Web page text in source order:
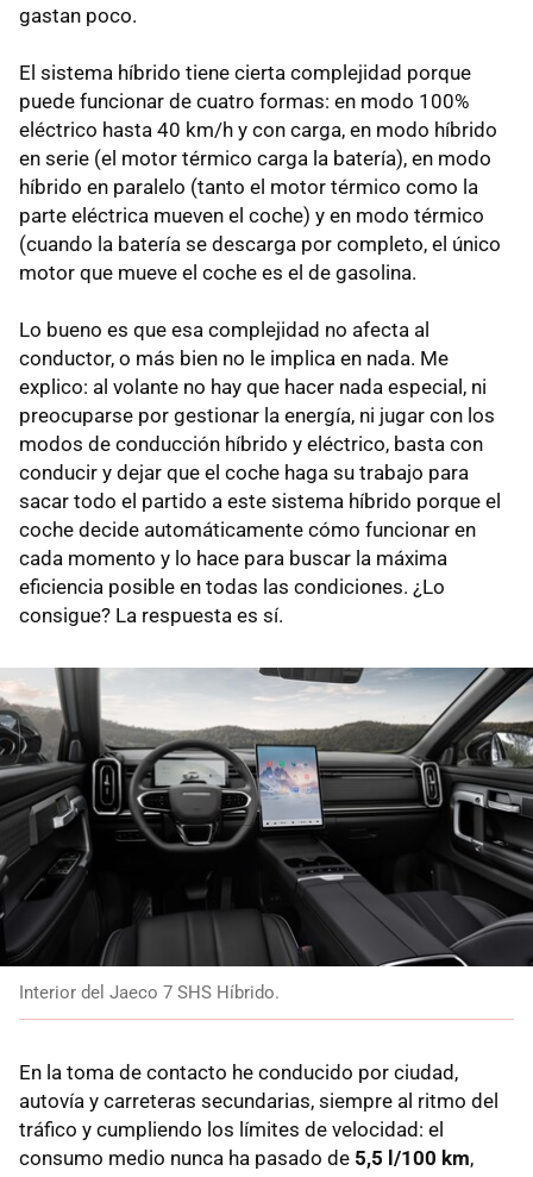
gastan poco.
El sistema híbrido tiene cierta complejidad porque
puede funcionar de cuatro formas: en modo 100%
eléctrico hasta 40 km/h y con carga, en modo híbrido
en serie (el motor térmico carga la batería), en modo
híbrido en paralelo (tanto el motor térmico como la
parte eléctrica mueven el coche) y en modo térmico
(cuando la batería se descarga por completo, el único
motor que mueve el coche es el de gasolina.
Lo bueno es que esa complejidad no afecta al
conductor, o más bien no le implica en nada. Me
explico: al volante no hay que hacer nada especial, ni
preocuparse por gestionar la energía, ni jugar con los
modos de conducción híbrido y eléctrico, basta con
conducir y dejar que el coche haga su trabajo para
sacar todo el partido a este sistema híbrido porque el
coche decide automáticamente cómo funcionar en
cada momento y lo hace para buscar la máxima
eficiencia posible en todas las condiciones. ¿Lo
consigue? La respuesta es sí.
Interior del Jaeco 7 SHS Híbrido.
En la toma de contacto he conducido por ciudad,
autovía y carreteras secundarias, siempre al ritmo del
tráfico y cumpliendo los límites de velocidad: el
consumo medio nunca ha pasado de 5,5 l/100 km,